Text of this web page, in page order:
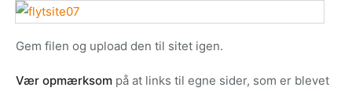
Gem filen og upload den til sitet igen.
Vær opmærksom på at links til egne sider, som er blevet